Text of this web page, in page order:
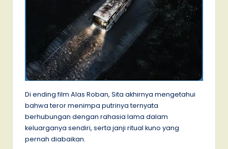
Di ending film Alas Roban, Sita akhirnya mengetahui
bahwa teror menimpa putrinya ternyata
berhubungan dengan rahasia lama dalam
keluarganya sendiri, serta janji ritual kuno yang
pernah diabaikan.